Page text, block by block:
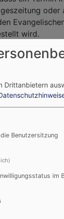
oder
wird.
- die Daten im
z.T. 4 Monate
werden.
Änderungen
für die
Drittanbietern
Benutzersitzung
im